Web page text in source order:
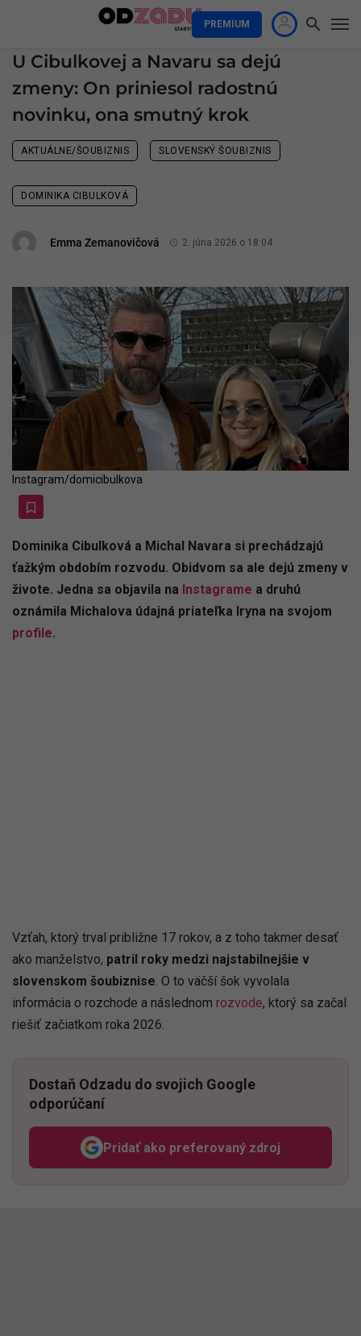
PREMIUM
U Cibulkovej a Navaru sa dejú
zmeny: On priniesol radostnú
novinku, ona smutný krok
AKTUÁLNE/ŠOUBIZNIS SLOVENSKÝ ŠOUBIZNIS
DOMINIKA CIBULKOVÁ
Emma Zemanovičová 2. júna 2026 o 18:04
Instagram/domicibulkova
Dominika Cibulková a Michal Navara si prechádzajú
ťažkým obdobím rozvodu. Obidvom sa ale dejú zmeny v
živote. Jedna sa objavila na Instagrame a druhú
oznámila Michalova údajná priateľka Iryna na svojom
profile.
Vzťah, ktorý trval približne 17 rokov, a z toho takmer desať
ako manželstvo, patril roky medzi najstabilnejšie v
slovenskom šoubiznise. O to väčší šok vyvolala
informácia o rozchode a následnom rozvode, ktorý sa začal
riešiť začiatkom roka 2026.
Dostaň Odzadu do svojich Google
odporúčaní
Pridať ako preferovaný zdroj
Odzadu, odkaz sa otvorí v